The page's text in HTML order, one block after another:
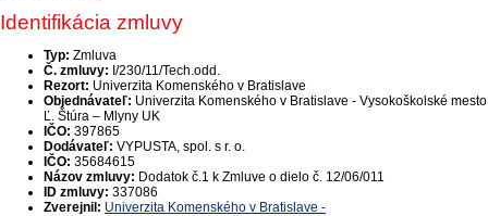
Identifikácia zmluvy
Typ: Zmluva
Č. zmluvy: I/230/11/Tech.odd.
Rezort: Univerzita Komenského v Bratislave
Objednávateľ: Univerzita Komenského v Bratislave - Vysokoškolské mesto
Ľ. Štúra – Mlyny UK
IČO: 397865
Dodávateľ: VYPUSTA, spol. s r. o.
IČO: 35684615
Názov zmluvy: Dodatok č.1 k Zmluve o dielo č. 12/06/011
ID zmluvy: 337086
Zverejnil: Univerzita Komenského v Bratislave -